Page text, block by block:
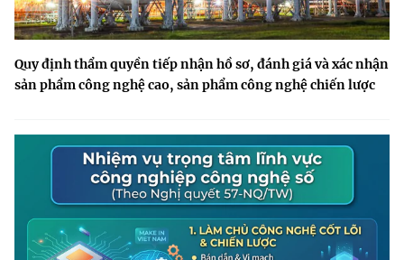
Quy định thẩm quyền tiếp nhận hồ sơ, đánh giá và xác nhận
sản phẩm công nghệ cao, sản phẩm công nghệ chiến lược